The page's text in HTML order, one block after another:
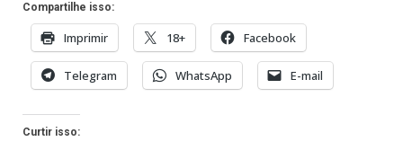
Compartilhe isso:
Imprimir 18+ Facebook
Telegram WhatsApp E-mail
Curtir isso: